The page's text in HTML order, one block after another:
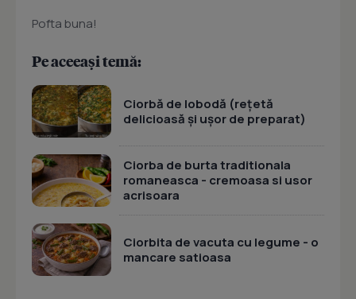
Pofta buna!
Pe aceeași temă:
Ciorbă de lobodă (rețetă
delicioasă și ușor de preparat)
Ciorba de burta traditionala
romaneasca - cremoasa si usor
acrisoara
Ciorbita de vacuta cu legume - o
mancare satioasa